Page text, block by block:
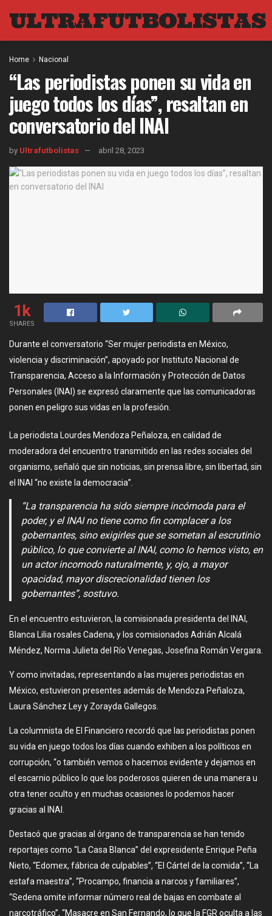
ULTRAFUTBOLISTAS
Home Nacional
“Las periodistas ponen su vida en
juego todos los días”, resaltan en
conversatorio del INAI
by Ultrafutbolistas abril 28, 2023
1k
SHARES
Durante el conversatorio “Ser mujer periodista en México,
violencia y discriminación”, apoyado por Instituto Nacional de
Transparencia, Acceso a la Información y Protección de Datos
Personales (INAI) se expresó claramente que las comunicadoras
ponen en peligro sus vidas en la profesión.
La periodista Lourdes Mendoza Peñaloza, en calidad de
moderadora del encuentro transmitido en las redes sociales del
organismo, señaló que sin noticias, sin prensa libre, sin libertad, sin
el INAI “no existe la democracia”.
“La transparencia ha sido siempre incómoda para el
poder, y el INAI no tiene como fin complacer a los
gobernantes, sino exigirles que se sometan al escrutinio
público, lo que convierte al INAI, como lo hemos visto, en
un actor incomodo naturalmente, y, ojo, a mayor
opacidad, mayor discrecionalidad tienen los
gobernantes”, sostuvo.
En el encuentro estuvieron, la comisionada presidenta del INAI,
Blanca Lilia rosales Cadena, y los comisionados Adrián Alcalá
Méndez, Norma Julieta del Río Venegas, Josefina Román Vergara.
Y como invitadas, representando a las mujeres periodistas en
México, estuvieron presentes además de Mendoza Peñaloza,
Laura Sánchez Ley y Zorayda Gallegos.
La columnista de El Financiero recordó que las periodistas ponen
su vida en juego todos los días cuando exhiben a los políticos en
corrupción, “o también vemos o hacemos evidente y dejamos en
el escarnio público lo que los poderosos quieren de una manera u
otra tener oculto y en muchas ocasiones lo podemos hacer
gracias al INAI.
Destacó que gracias al órgano de transparencia se han tenido
reportajes como “La Casa Blanca” del expresidente Enrique Peña
Nieto, “Edomex, fábrica de culpables”, “El Cártel de la comida”, “La
estafa maestra”, “Procampo, financia a narcos y familiares”,
“Sedena omite informar número real de bajas en combate al
narcotráfico”, “Masacre en San Fernando, lo que la FGR oculta a las